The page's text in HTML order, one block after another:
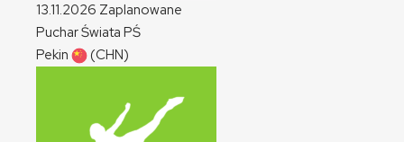
13.11.2026 Zaplanowane
Puchar Świata PŚ
Pekin
(CHN)